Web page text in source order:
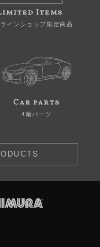
Items
インショップ限定商品
Car parts
4輪パーツ